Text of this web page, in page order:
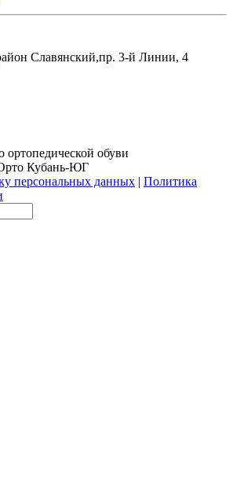
Славянский,пр. 3-й Линии, 4
ортопедической обуви
Кубань-ЮГ
персональных данных | Политика